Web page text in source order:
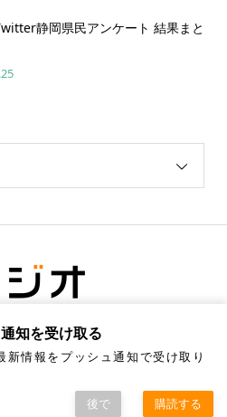
静岡県民アンケート 結果まと
ちょっと塩をひとつまみ. All Rights Reserved.
知を受け取る
新情報をプッシュ通知で受け取り
後で 購読する